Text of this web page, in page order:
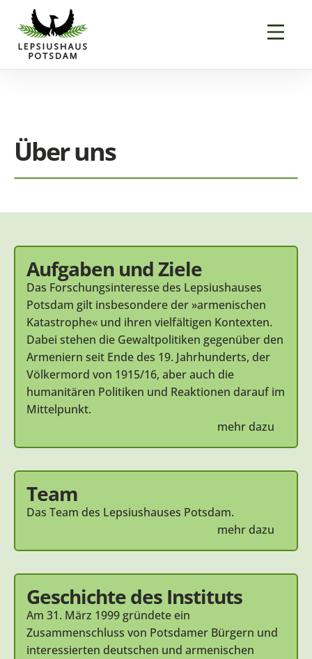
Über uns
Aufgaben und Ziele
Das Forschungsinteresse des Lepsiushauses
Potsdam gilt insbesondere der »armenischen
Katastrophe« und ihren vielfältigen Kontexten.
Dabei stehen die Gewaltpolitiken gegenüber den
Armeniern seit Ende des 19. Jahrhunderts, der
Völkermord von 1915/16, aber auch die
humanitären Politiken und Reaktionen darauf im
Mittelpunkt.
mehr dazu
Team
Das Team des Lepsiushauses Potsdam.
mehr dazu
Geschichte des Instituts
Am 31. März 1999 gründete ein
Zusammenschluss von Potsdamer Bürgern und
interessierten deutschen und armenischen